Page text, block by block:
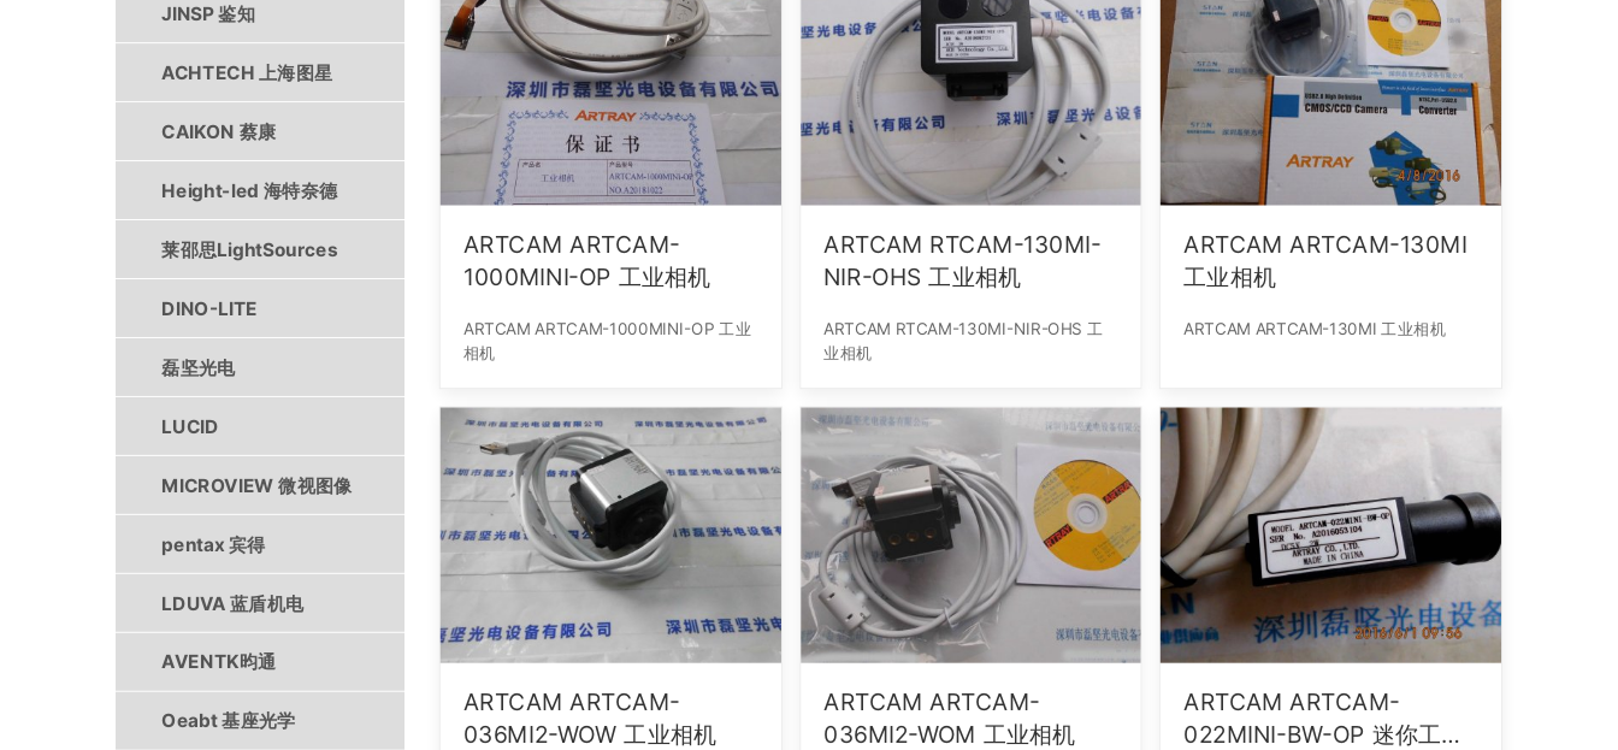
ARTCAM ARTCAM-
1000MINI-OP 工业相机
ARTCAM ARTCAM-1000MINI-OP 工业
相机
ARTCAM RTCAM-130MI-
NIR-OHS 工业相机
ARTCAM RTCAM-130MI-NIR-OHS 工
业相机
ARTCAM ARTCAM-130MI
工业相机
ARTCAM ARTCAM-130MI 工业相机
ARTCAM ARTCAM-
036MI2-WOW 工业相机
ARTCAM ARTCAM-
036MI2-WOM 工业相机
ARTCAM ARTCAM-
022MINI-BW-OP 迷你工业
JINSP 鉴知
ACHTECH 上海图星
CAIKON 蔡康
Height-led 海特奈德
莱邵思LightSources
DINO-LITE
磊坚光电
LUCID
MICROVIEW 微视图像
pentax 宾得
LDUVA 蓝盾机电
AVENTK昀通
Oeabt 基座光学